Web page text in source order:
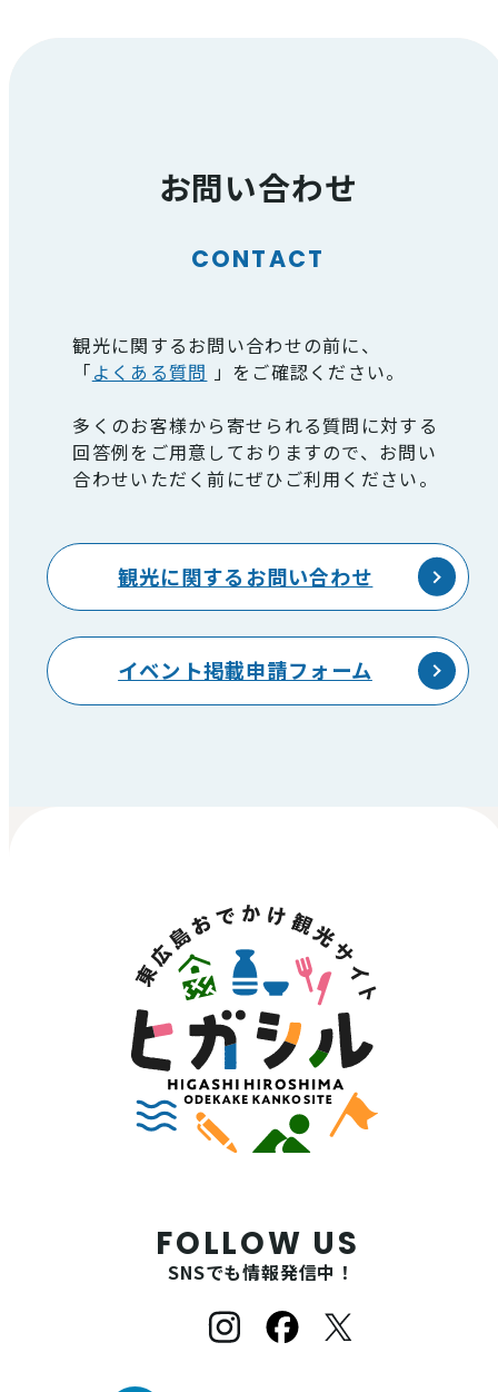
FOLLOW US
SNSでも情報発信中！
お問い合わせ
CONTACT
観光に関するお問い合わせの前に、
「よくある質問 」をご確認ください。
多くのお客様から寄せられる質問に対する
回答例をご用意しておりますので、お問い
合わせいただく前にぜひご利用ください。
観光に関するお問い合わせ
イベント掲載申請フォーム